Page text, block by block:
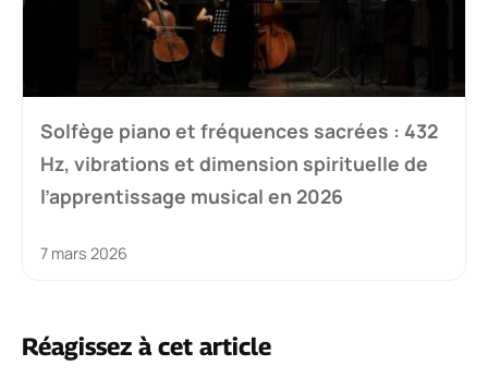
Solfège piano et fréquences sacrées : 432
Hz, vibrations et dimension spirituelle de
l’apprentissage musical en 2026
7 mars 2026
Réagissez à cet article